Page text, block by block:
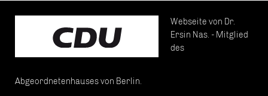
Webseite von Dr.
Ersin Nas. - Mitglied
des
Abgeordnetenhauses von Berlin.